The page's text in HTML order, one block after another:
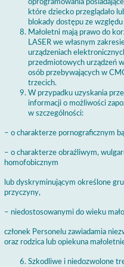
oprogramowania
które dziecko przeglądało
blokady dostępu ze
Małoletni mają prawo do
LASER we własnym
urządzeniach
przedmiotowych urządzeń
osób przebywających w
trzecich.
W przypadku uzyskania
informacji o możliwości
w szczególności:
– o charakterze pornograficznym
– o charakterze obraźliwym,
homofobicznym
lub dyskryminującym określone
przyczyny,
– niedostosowanymi do wieku
członek Personelu zawiadamia
oraz rodzica lub opiekuna
Szkodliwe i niedozwolone